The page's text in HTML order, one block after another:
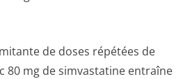
de doses répétées de
80 mg de simvastatine entraîne